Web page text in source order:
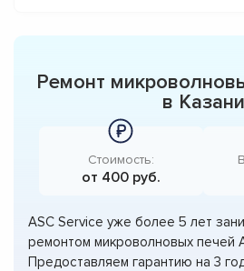
Ремонт
в Казани
Стоимость:
от 400 руб.
ASC Service уже более 5 лет
ремонтом микроволновых печей
Предоставляем гарантию на 3